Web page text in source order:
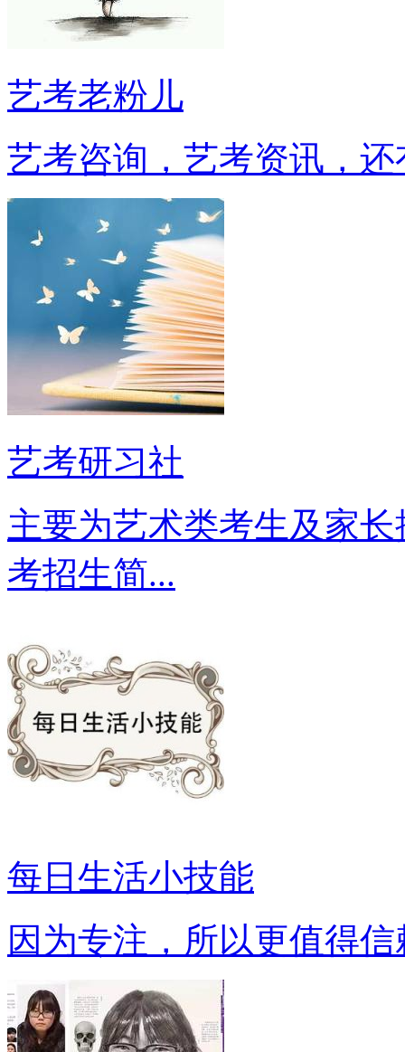
艺考老粉儿
艺考咨询，艺考资讯，
艺考研习社
主要为艺术类考生及家
考招生简...
每日生活小技能
因为专注，所以更值得信